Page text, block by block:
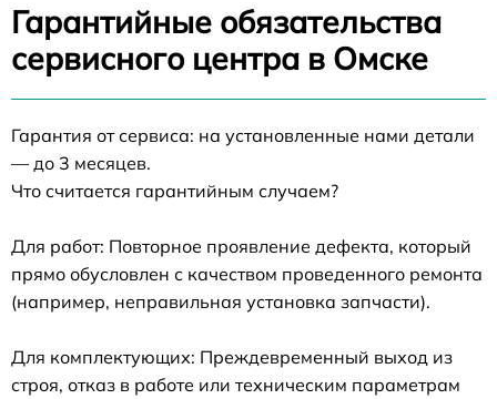
Гарантийные обязательства
сервисного центра в Омске
Гарантия от сервиса: на установленные нами детали
— до 3 месяцев.
Что считается гарантийным случаем?
Для работ: Повторное проявление дефекта, который
прямо обусловлен с качеством проведенного ремонта
(например, неправильная установка запчасти).
Для комплектующих: Преждевременный выход из
строя, отказ в работе или техническим параметрам